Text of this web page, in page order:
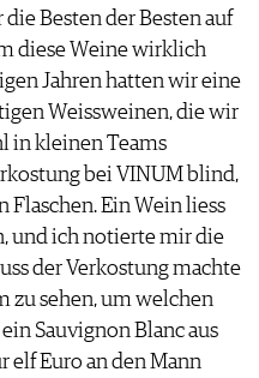
Besten der Besten auf
diese Weine wirklich
Jahren hatten wir eine
Weissweinen, die wir
in kleinen Teams
bei VINUM blind,
Ein Wein liess
und ich notierte mir die
der Verkostung machte
zu sehen, um welchen
Sauvignon Blanc aus
elf Euro an den Mann